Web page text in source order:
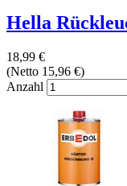
Hella
18,99 €
(Netto 15,96 €)
Anzahl